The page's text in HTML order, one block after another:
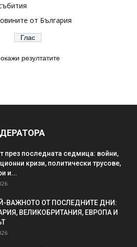
от България
резултатите
през последната седмица: войни,
кризи, политически трусове,
и...
ВАЖНОТО ОТ ПОСЛЕДНИТЕ ДНИ:
ВЕЛИКОБРИТАНИЯ, ЕВРОПА И